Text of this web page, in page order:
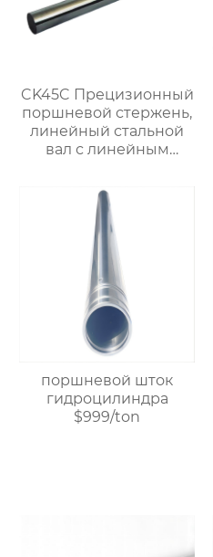
CK45C Прецизионный
поршневой стержень,
линейный стальной
вал с линейным
жесткий
хромированный
полый вал $900/ton
поршневой шток
гидроцилиндра
$999/ton